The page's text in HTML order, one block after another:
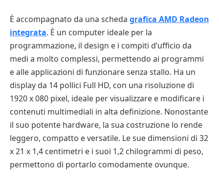
È accompagnato da una scheda grafica AMD Radeon
integrata. È un computer ideale per la
programmazione, il design e i compiti d’ufficio da
medi a molto complessi, permettendo ai programmi
e alle applicazioni di funzionare senza stallo. Ha un
display da 14 pollici Full HD, con una risoluzione di
1920 x 080 pixel, ideale per visualizzare e modificare i
contenuti multimediali in alta definizione. Nonostante
il suo potente hardware, la sua costruzione lo rende
leggero, compatto e versatile. Le sue dimensioni di 32
x 21 x 1,4 centimetri e i suoi 1,2 chilogrammi di peso,
permettono di portarlo comodamente ovunque.